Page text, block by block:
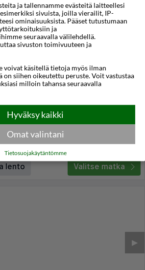
18:00
11:05
€107
lue lisää
lento Valitse matka
▶︎
ja tallennamme evästeitä laitteellesi
sivuista, joilla vierailit, IP-
ominaisuuksista. Pääset tutustumaan
ja
seuraavalla välilehdellä.
sivuston toimivuuteen ja
voivat käsitellä tietoja myös ilman
on siihen oikeutettu peruste. Voit vastustaa
milloin tahansa seuraavalla
Hyväksy kaikki
Omat valintani
Tietosuojakäytäntömme